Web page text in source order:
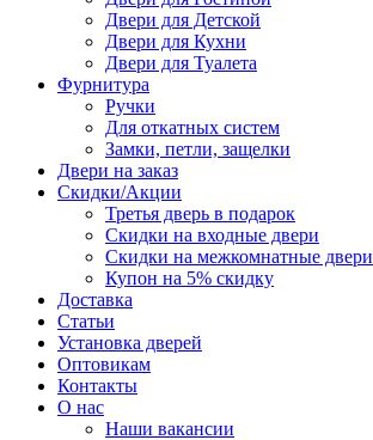
Двери для Детской
Двери для Кухни
Двери для Туалета
Фурнитура
Ручки
Для откатных систем
Замки, петли, защелки
Двери на заказ
Скидки/Акции
Третья дверь в подарок
Скидки на входные двери
Скидки на межкомнатные двери
Купон на 5% скидку
Доставка
Статьи
Установка дверей
Оптовикам
Контакты
О нас
Наши вакансии